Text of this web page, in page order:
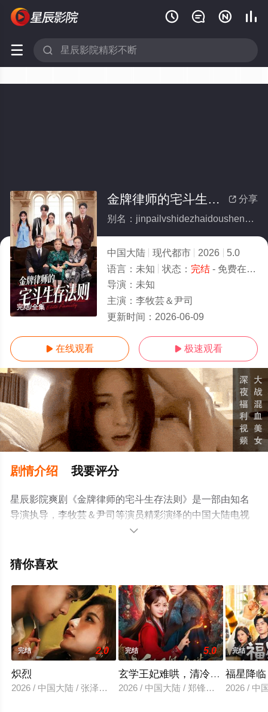
   
 
完结/全集
 分享
金牌律师的宅斗生存法则(全集)
别名：jinpailvshidezhaidoushengcunfaze
中国大陆 现代都市 2026
5.0
语言： 未知 状态： 完结- 免费在线观看
导演： 未知
主演： 李牧芸＆尹司
更新时间： 2026-06-09
 在线观看  极速观看
剧情介绍 我要评分
星辰影院爽剧《金牌律师的宅斗生存法则》是一部由知名
导演执导，李牧芸＆尹司等演员精彩演绎的中国大陆电视
剧，大结局剧情已揭晓（完结），手机免费观看高清无删
至豆瓣电视剧、电视猫或剧情网等平台了解。

猜你喜欢
完结 2.0
炽烈
2026 / 中国大陆 / 张泽渊＆阿曼达
完结 5.0
玄学王妃难哄，清冷王爷日日沦
2026 / 中国大陆 / 郑锋＆李十七
完结
福星降
2026 / 中